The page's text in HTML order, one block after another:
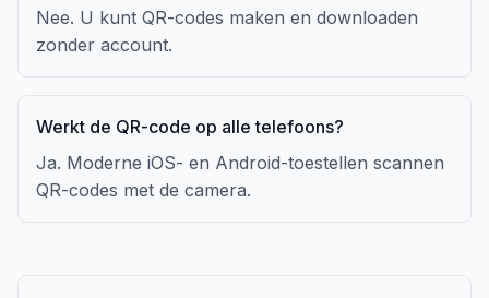
Nee. U kunt QR-codes maken en downloaden
zonder account.
Werkt de QR-code op alle telefoons?
Ja. Moderne iOS- en Android-toestellen scannen
QR-codes met de camera.